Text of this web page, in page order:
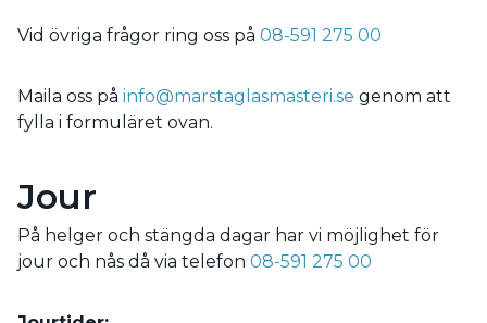
Vid övriga frågor ring oss på 08-591 275 00
Maila oss på info@marstaglasmasteri.se genom att
fylla i formuläret ovan.
Jour
På helger och stängda dagar har vi möjlighet för
jour och nås då via telefon 08-591 275 00